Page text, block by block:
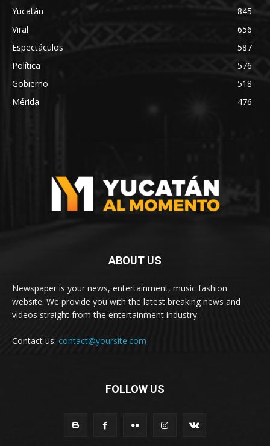
Yucatán
845
Viral
656
Espectáculos
587
Política
576
Gobierno
518
Mérida
476
ABOUT US
Newspaper is your news, entertainment, music fashion
website. We provide you with the latest breaking news and
videos straight from the entertainment industry.
Contact us: contact@yoursite.com
FOLLOW US